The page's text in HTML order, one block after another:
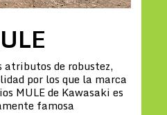
atributos de robustez,
por los que la marca
MULE de Kawasaki es
famosa